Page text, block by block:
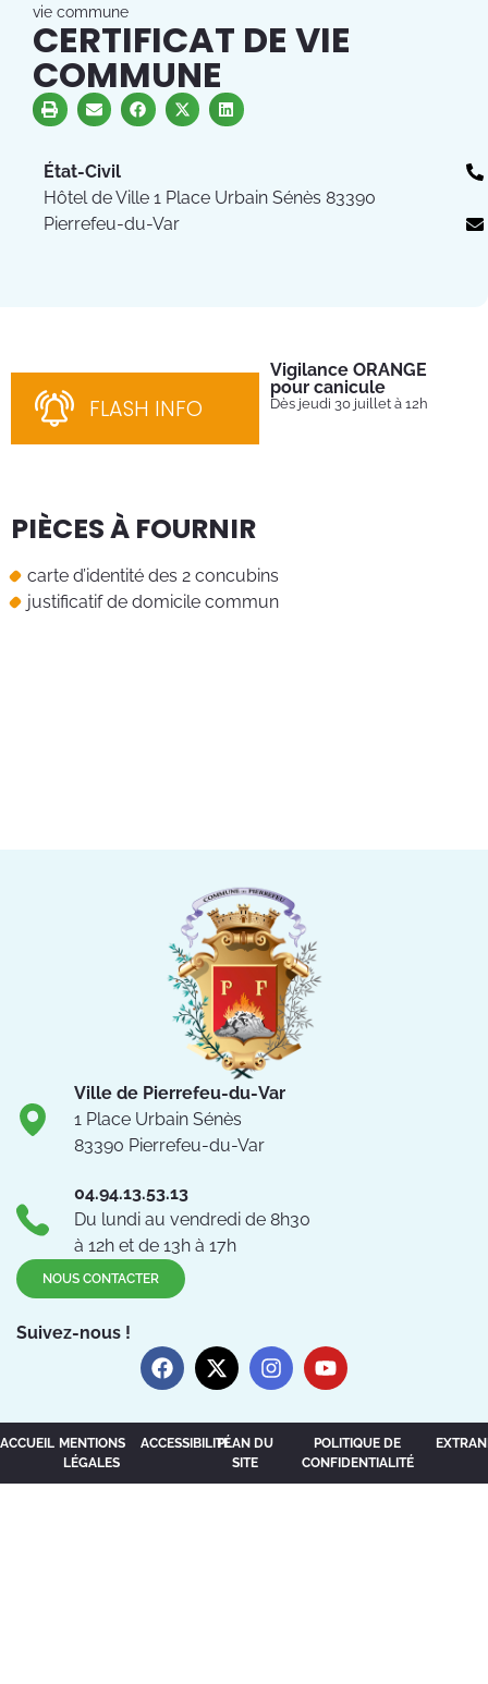
vie commune
CERTIFICAT DE VIE
COMMUNE
État-Civil
Hôtel de Ville 1 Place Urbain Sénès 83390
Pierrefeu-du-Var
FLASH INFO
Vigilance ORANGE
pour canicule
Dès jeudi 30 juillet à 12h
PIÈCES À FOURNIR
carte d’identité des 2 concubins
justificatif de domicile commun
Ville de Pierrefeu-du-Var
1 Place Urbain Sénès
83390 Pierrefeu-du-Var
04.94.13.53.13
Du lundi au vendredi de 8h30
à 12h et de 13h à 17h
NOUS CONTACTER
Suivez-nous !
ACCUEIL MENTIONS
LÉGALES
ACCESSIBILITÉPLAN DU
SITE
POLITIQUE DE
CONFIDENTIALITÉ